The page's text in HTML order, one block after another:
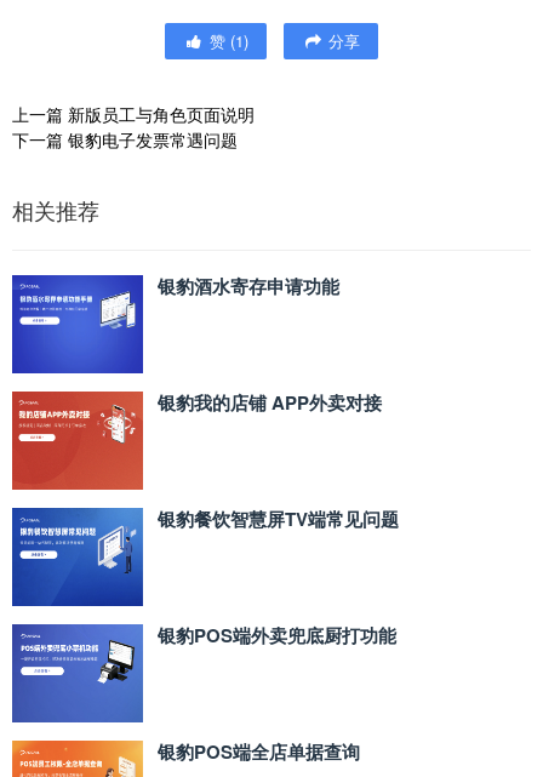
赞 (1) 分享
上一篇 新版员工与角色页面说明
下一篇 银豹电子发票常遇问题
相关推荐
银豹酒水寄存申请功能
银豹我的店铺 APP外卖对接
银豹餐饮智慧屏TV端常见问题
银豹POS端外卖兜底厨打功能
银豹POS端全店单据查询